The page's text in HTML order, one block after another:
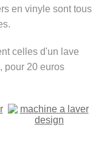
en vinyle sont tous
celles d'un lave
pour 20 euros